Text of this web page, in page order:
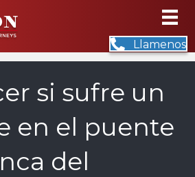
Llamenos
si sufre un
en el puente
del